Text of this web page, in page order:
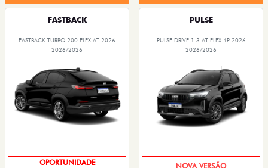
FASTBACK
FASTBACK TURBO 200 FLEX AT 2026
2026/2026
OPORTUNIDADE
PULSE
PULSE DRIVE 1.3 AT FLEX 4P 2026
2026/2026
PREÇO IMPERDÍVEL